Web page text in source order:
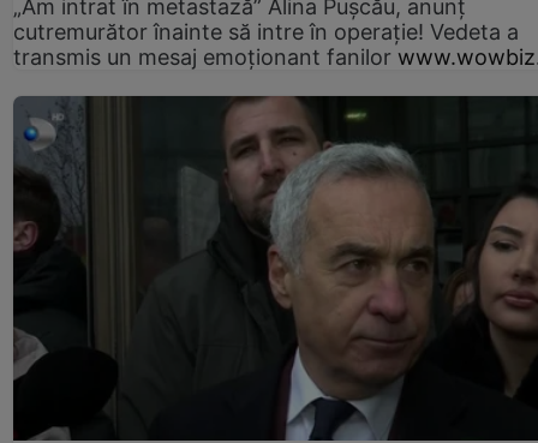
„Am intrat în metastază” Alina Pușcău, anunț
cutremurător înainte să intre în operație! Vedeta a
transmis un mesaj emoționant fanilor